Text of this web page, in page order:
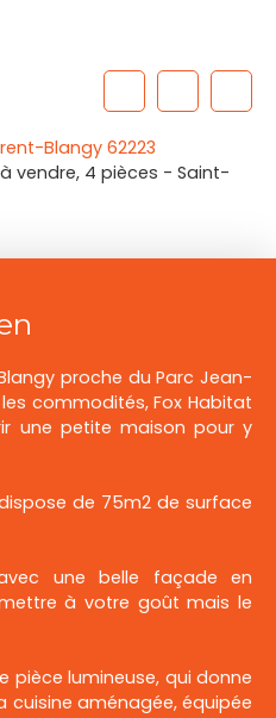
Blangy 62223
vendre, 4 pièces - Saint-
proche du Parc Jean-
commodités, Fox Habitat
une petite maison pour y
de 75m2 de surface
une belle façade en
à votre goût mais le
pièce lumineuse, qui donne
cuisine aménagée, équipée